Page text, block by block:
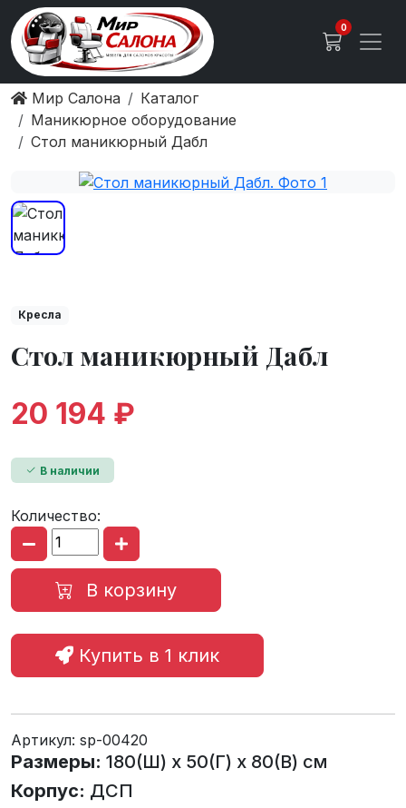
0
Мир Салона
Каталог
Маникюрное оборудование
Стол маникюрный Дабл
Кресла
Стол маникюрный Дабл
20 194 ₽
В наличии
Количество:
В корзину
Купить в 1 клик
Артикул: sp-00420
Размеры: 180(Ш) х 50(Г) х 80(В) см
Корпус: ДСП